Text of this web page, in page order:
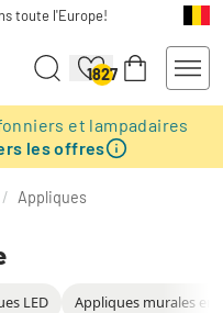
toute l'Europe!
1827
et lampadaires
les offres
/ Appliques
LED Appliques murales en